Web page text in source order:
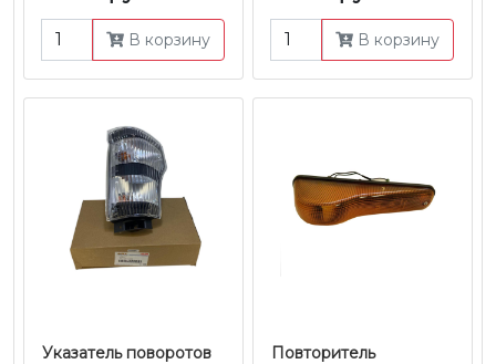
В корзину В корзину
Указатель поворотов
Повторитель